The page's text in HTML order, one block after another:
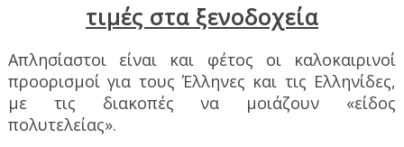
τιμές στα ξενοδοχεία
Απλησίαστοι είναι και φέτος οι καλοκαιρινοί
προορισμοί για τους Έλληνες και τις Ελληνίδες,
με τις διακοπές να μοιάζουν «είδος
πολυτελείας».